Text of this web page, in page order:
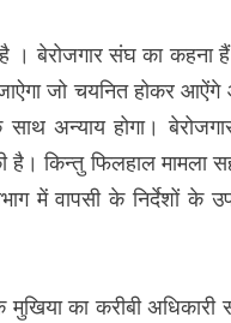
बेरोजगार संघ का कहना
जो चयनित होकर आऐंगे
अन्याय होगा।
किन्तु फिलहाल मामला
में वापसी के निर्देशों के
का करीबी अधिकारी